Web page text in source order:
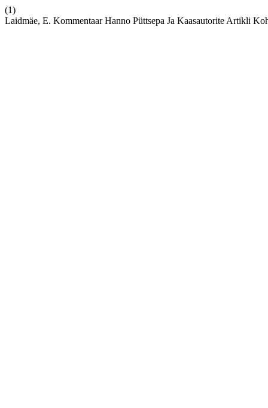
(1)
Laidmäe, E. Kommentaar Hanno Püttsepa Ja Kaasautorite Artikli